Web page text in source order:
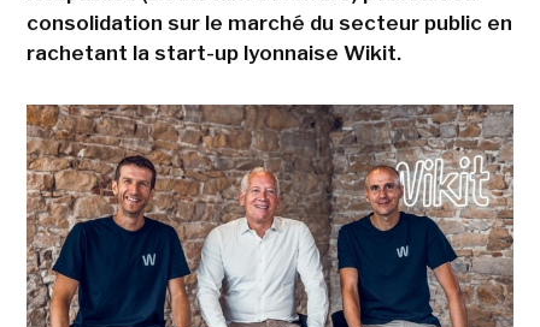
consolidation sur le marché du secteur public en
rachetant la start-up lyonnaise Wikit.